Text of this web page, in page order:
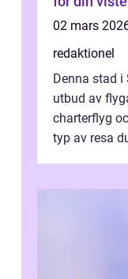
02 mars
redaktionel
Denna stad i
utbud av
charterflyg
typ av resa